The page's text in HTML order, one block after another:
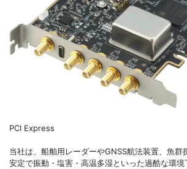
PCI Express
当社は、船舶用レーダーやGNSS航法装置、魚群
安定で振動・塩害・高温多湿といった過酷な環